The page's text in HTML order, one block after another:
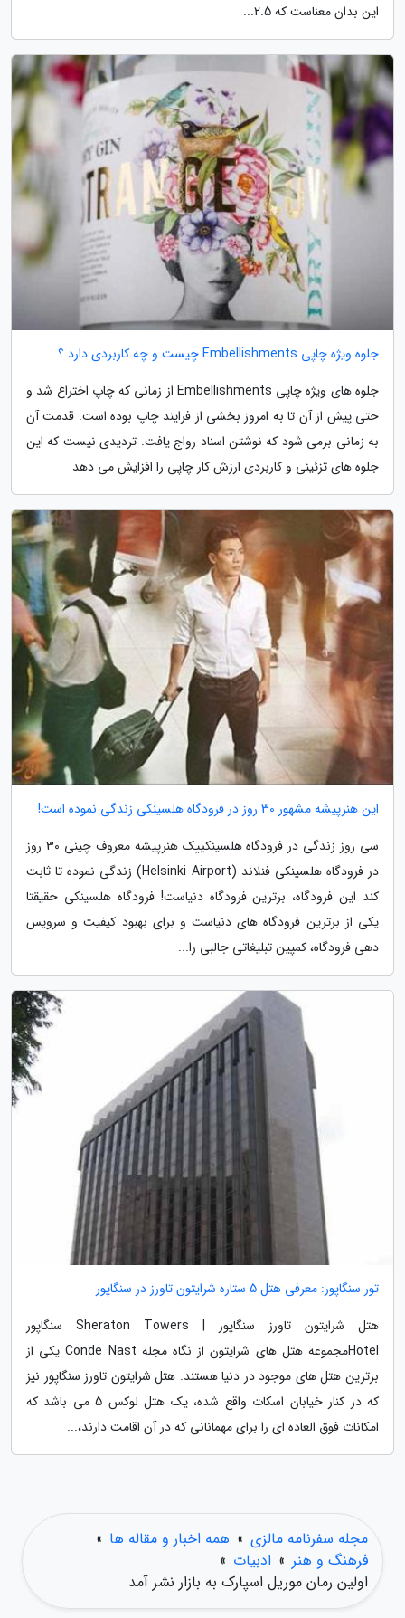
این بدان معناست که 2.5...
جلوه ویژه چاپی Embellishments چیست و چه کاربردی دارد ؟
جلوه های ویژه چاپی Embellishments از زمانی که چاپ اختراع شد و
حتی پیش از آن تا به امروز بخشی از فرایند چاپ بوده است. قدمت آن
به زمانی برمی شود که نوشتن اسناد رواج یافت. تردیدی نیست که این
جلوه های تزئینی و کاربردی ارزش کار چاپی را افزایش می دهد
این هنرپیشه مشهور 30 روز در فرودگاه هلسینکی زندگی نموده است!
سی روز زندگی در فرودگاه هلسینکییک هنرپیشه معروف چینی 30 روز
در فرودگاه هلسینکی فنلاند (Helsinki Airport) زندگی نموده تا ثابت
کند این فرودگاه، برترین فرودگاه دنیاست! فرودگاه هلسینکی حقیقتا
یکی از برترین فرودگاه های دنیاست و برای بهبود کیفیت و سرویس
دهی فرودگاه، کمپین تبلیغاتی جالبی را...
تور سنگاپور: معرفی هتل 5 ستاره شرایتون تاورز در سنگاپور
هتل شرایتون تاورز سنگاپور | Sheraton Towers سنگاپور
Hotelمجموعه هتل های شرایتون از نگاه مجله Conde Nast یکی از
برترین هتل های موجود در دنیا هستند. هتل شرایتون تاورز سنگاپور نیز
که در کنار خیابان اسکات واقع شده، یک هتل لوکس 5 می باشد که
امکانات فوق العاده ای را برای مهمانانی که در آن اقامت دارند،...
مجله سفرنامه مالزی » همه اخبار و مقاله ها »
فرهنگ و هنر » ادبیات »
اولین رمان موریل اسپارک به بازار نشر آمد